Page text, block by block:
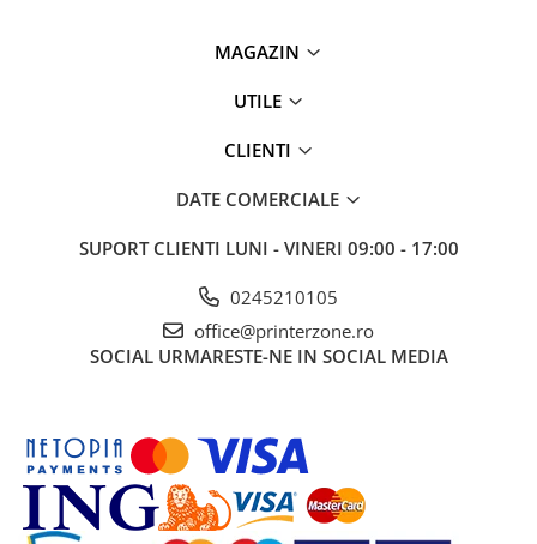
MAGAZIN
UTILE
CLIENTI
DATE COMERCIALE
SUPORT CLIENTI LUNI - VINERI 09:00 - 17:00
0245210105
office@printerzone.ro
SOCIAL URMARESTE-NE IN SOCIAL MEDIA